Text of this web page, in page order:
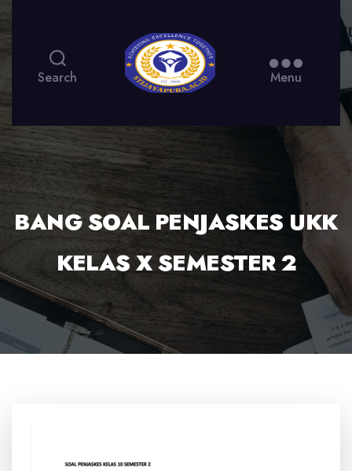
Search Menu
BANG SOAL PENJASKES UKK
KELAS X SEMESTER 2